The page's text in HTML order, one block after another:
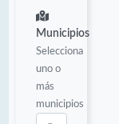
Municipios
Selecciona
uno o
más
municipios